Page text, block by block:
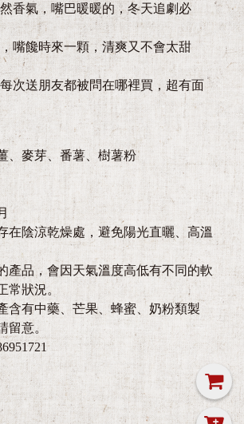
香氣，嘴巴暖暖的，冬天追劇必
嘴饞時來一顆，清爽又不會太甜
次送朋友都被問在哪裡買，超有面
、麥芽、番薯、樹薯粉
在陰涼乾燥處，避免陽光直曬、高溫
產品，會因天氣溫度高低有不同的軟
常狀況。
含有中藥、芒果、蜂蜜、奶粉類製
留意。